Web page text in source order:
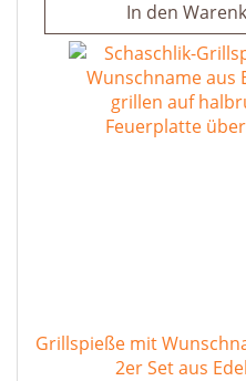
In den
Grillspieße mit
2er Set aus